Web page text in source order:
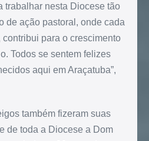
trabalhar nesta Diocese tão
de ação pastoral, onde cada
contribui para o crescimento
Todos se sentem felizes
aqui em Araçatuba”,
também fizeram suas
de toda a Diocese a Dom